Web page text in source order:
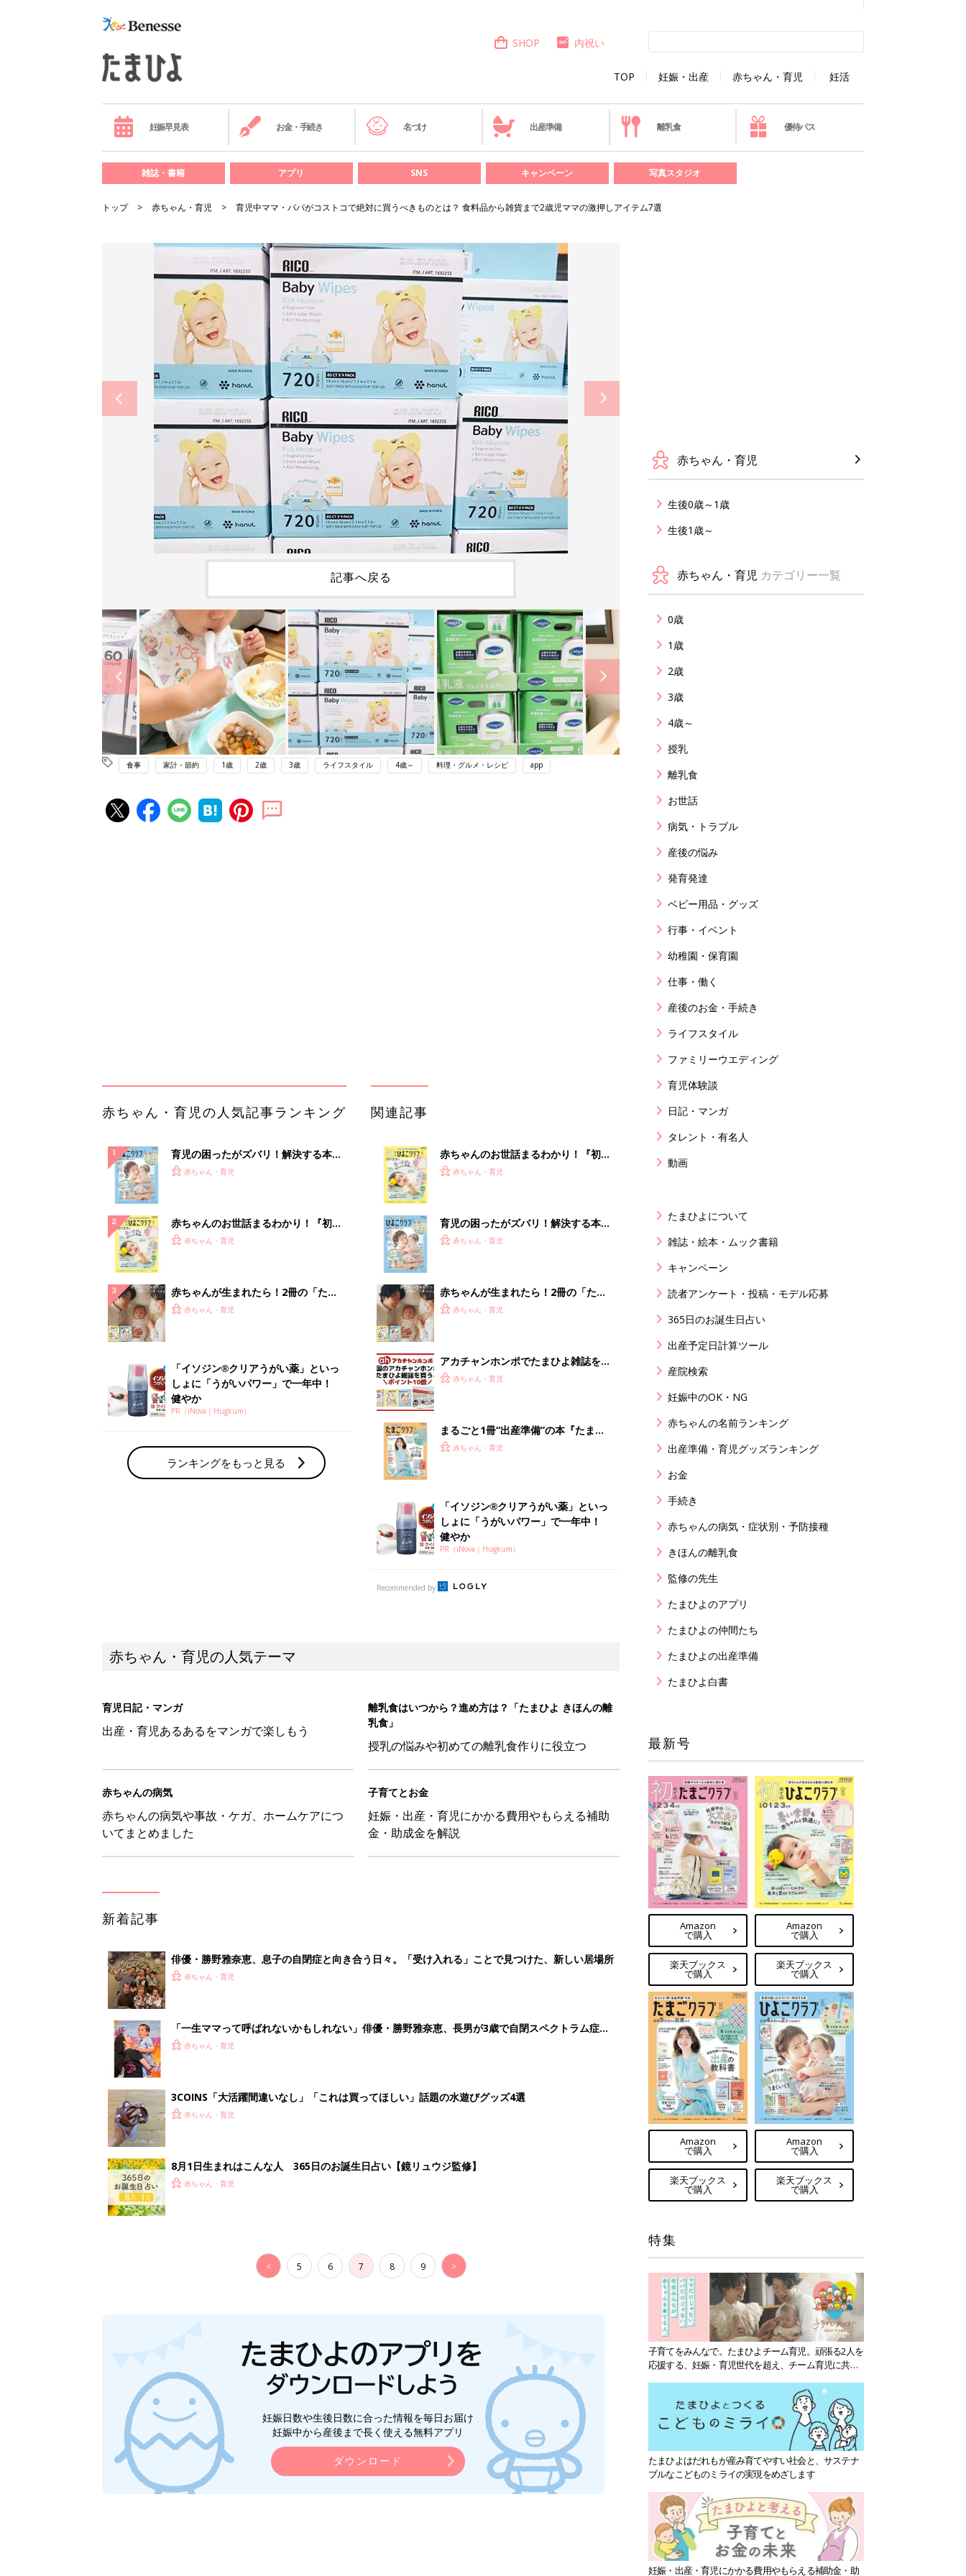
TOP 妊娠・出産 赤ちゃん・育児 妊活
SHOP 内祝い
妊娠早見表 お金・手続き 名づけ 出産準備 離乳食 優待パス
雑誌・書籍 アプリ SNS キャンペーン 写真スタジオ
トップ 赤ちゃん・育児 育児中ママ・パパがコストコで絶対に買うべきものとは？ 食料品から雑貨まで2歳児ママの激押しアイテム7選
記事へ戻る
食事 家計・節約 1歳 2歳 3歳 ライフスタイル 4歳～ 料理・グルメ・レシピ app
しょに「うがいパワー」で一年中！
健やか
PR（iNova｜Hugkum）
ランキングをもっと見る
夫婦で予習する 出産の教科書
しょに「うがいパワー」で一年中！
健やか
PR（iNova｜Hugkum）
赤ちゃん・育児の人気テーマ
育児日記・マンガ
離乳食はいつから？進め方は？「たまひよ きほんの離
授乳の悩みや初めての離乳食作りに役立つ
子育てとお金
妊娠・出産・育児にかかる費用やもらえる補助
金・助成金を解説
俳優・勝野雅奈恵、息子の自閉症と向き合う日々。「受け入れる」ことで見つけた、新しい居場所
赤ちゃん・育児
「一生ママって呼ばれないかもしれない」俳優・勝野雅奈恵、長男が3歳で自閉スペクトラム症と
赤ちゃん・育児
3COINS「大活躍間違いなし」「これは買ってほしい」話題の水遊びグッズ4選
< 5 6 7 8 9 >
赤ちゃん・育児
生後0歳～1歳
生後1歳～
赤ちゃん・育児 カテゴリー一覧
0歳
1歳
2歳
3歳
4歳～
授乳
離乳食
お世話
病気・トラブル
産後の悩み
発育発達
ベビー用品・グッズ
行事・イベント
幼稚園・保育園
仕事・働く
産後のお金・手続き
ライフスタイル
ファミリーウエディング
育児体験談
日記・マンガ
タレント・有名人
動画
たまひよについて
雑誌・絵本・ムック書籍
キャンペーン
読者アンケート・投稿・モデル応募
365日のお誕生日占い
出産予定日計算ツール
産院検索
妊娠中のOK・NG
赤ちゃんの名前ランキング
出産準備・育児グッズランキング
お金
手続き
赤ちゃんの病気・症状別・予防接種
きほんの離乳食
監修の先生
たまひよのアプリ
たまひよの仲間たち
たまひよの出産準備
たまひよ白書
最新号
Amazon
で購入
楽天ブックス
で購入
Amazon
で購入
楽天ブックス
で購入
Amazon
で購入
楽天ブックス
で購入
Amazon
で購入
楽天ブックス
で購入
特集
子育てをみんなで。たまひよチーム育児。頑張る2人を
応援する、妊娠・育児世代を超え、チーム育児に共感
たまひよはだれもが産み育てやすい社会と、サステナ
ブルなこどものミライの実現をめざします
妊娠・出産・育児にかかる費用やもらえる補助金・助